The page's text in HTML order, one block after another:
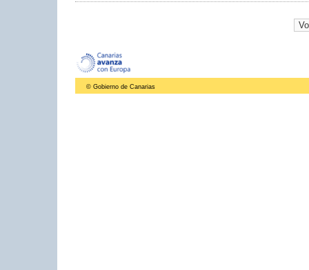
© Gobierno de Canarias